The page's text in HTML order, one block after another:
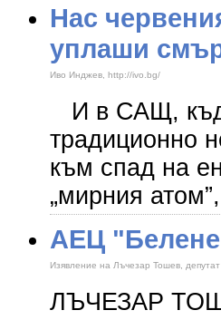
Нас
уплаши
Иво Инджев, http://ivo.bg/
И в САЩ,
традиционно
към спад на
„мирния
АЕЦ
Изявление на Лъчезар Тошев,
ЛЪЧЕЗАР